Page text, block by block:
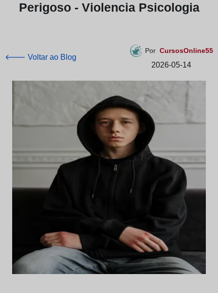
Perigoso - Violencia Psicologia
🡐 Voltar ao Blog
Por CursosOnline55
2026-05-14